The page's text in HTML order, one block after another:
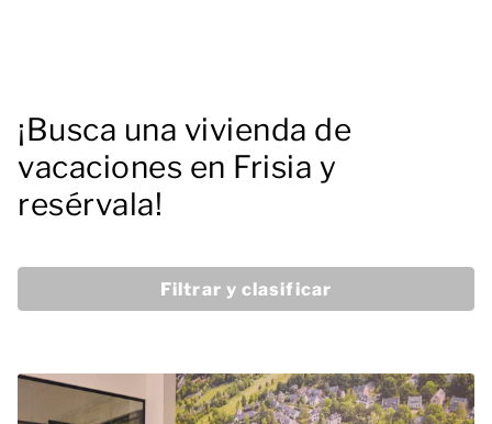
¡Busca una vivienda de
vacaciones en Frisia y
resérvala!
Filtrar y clasificar